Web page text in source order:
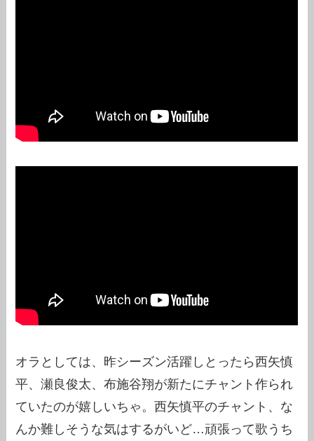
オラとしては、昨シーズン活躍しとったら西矢慎
平、瀬良俊太、布施谷翔が新たにチャント作られ
ていたのが嬉しいちゃ。西矢慎平のチャント、な
んか難しそうな気はするがいど…頑張って歌うち